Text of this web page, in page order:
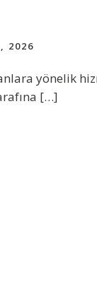
2026
yönelik
[…]